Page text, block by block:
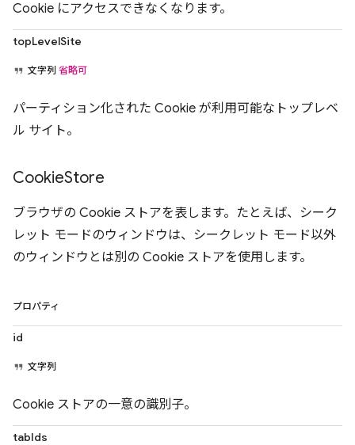
Cookie にアクセスできなくなります。
topLevelSite
文字列 省略可
パーティション化された Cookie が利用可能なトップレベ
ル サイト。
CookieStore
ブラウザの Cookie ストアを表します。たとえば、シーク
レット モードのウィンドウは、シークレット モード以外
のウィンドウとは別の Cookie ストアを使用します。
プロパティ
id
文字列
Cookie ストアの一意の識別子。
tabIds